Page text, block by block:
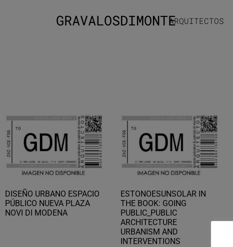
GRAVALOSDIMONTEARQUITECTOS
DISEÑO URBANO ESPACIO
PÚBLICO NUEVA PLAZA
NOVI DI MODENA
ESTONOESUNSOLAR IN
THE BOOK: GOING
PUBLIC_PUBLIC
ARCHITECTURE
URBANISM AND
INTERVENTIONS